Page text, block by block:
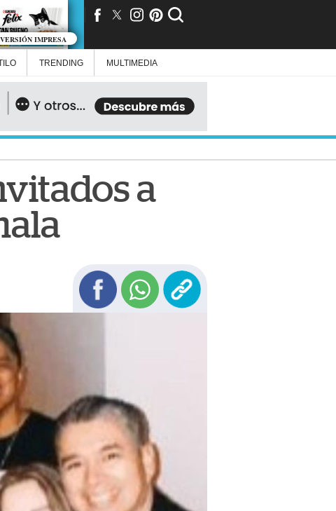
VERSIÓN IMPRESA
TRENDING MULTIMEDIA
a